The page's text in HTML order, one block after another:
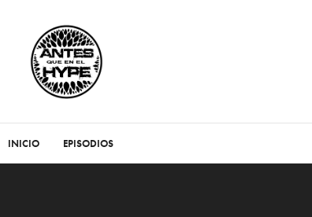
INICIO EPISODIOS